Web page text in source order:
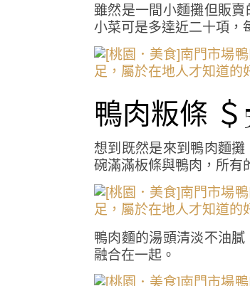
雖然是一間小麵攤但販
小菜可是多達近二十項，
鴨肉粄條 ＄
想到既然是來到鴨肉麵
碗滿滿板條與鴨肉，所有
鴨肉麵的湯頭清淡不油
融合在一起。